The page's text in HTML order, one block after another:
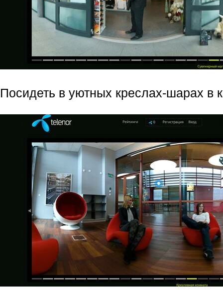
Посидеть в уютных креслах-шарах в